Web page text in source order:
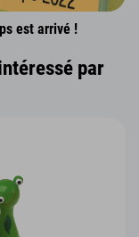
est arrivé !
par